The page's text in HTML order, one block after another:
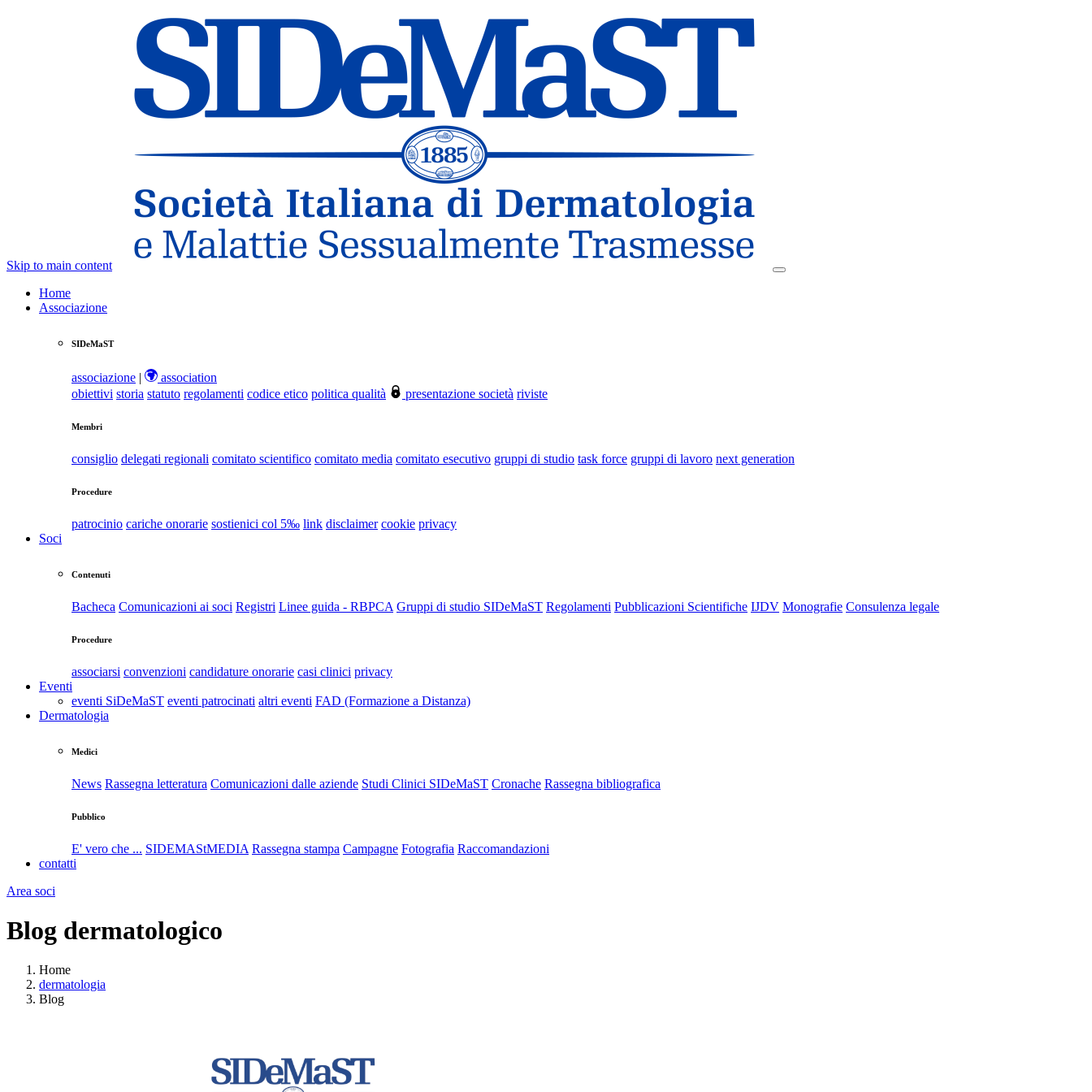
Skip to main content
Home
Associazione
SIDeMaST
associazione |
association
obiettivi storia statuto regolamenti codice etico politica qualità presentazione società riviste
Membri
consiglio delegati regionali comitato scientifico comitato media comitato esecutivo gruppi di studio task force gruppi di lavoro next generation
Procedure
patrocinio cariche onorarie sostienici col 5‰ link disclaimer cookie privacy
Soci
Contenuti
Bacheca Comunicazioni ai soci Registri Linee guida - RBPCA Gruppi di studio SIDeMaST Regolamenti Pubblicazioni Scientifiche IJDV Monografie Consulenza legale
Procedure
associarsi convenzioni candidature onorarie casi clinici privacy
Eventi
eventi SiDeMaST eventi patrocinati altri eventi FAD (Formazione a Distanza)
Dermatologia
Medici
News Rassegna letteratura Comunicazioni dalle aziende Studi Clinici SIDeMaST Cronache Rassegna bibliografica
Pubblico
E' vero che ... SIDEMAStMEDIA Rassegna stampa Campagne Fotografia Raccomandazioni
contatti
Area soci
Blog dermatologico
Home
dermatologia
Blog